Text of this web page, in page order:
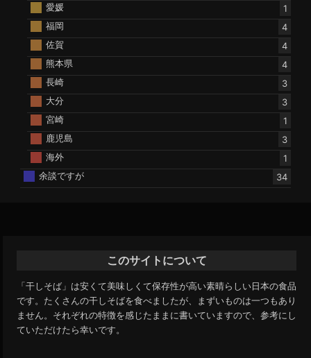
愛媛
1
福岡
4
佐賀
4
熊本県
4
長崎
3
大分
3
宮崎
1
鹿児島
3
海外
1
余談ですが
34
このサイトについて
「干しそば」は安くて美味しくて保存性が高い素晴らしい日本の食品
です。たくさんの干しそばを食べましたが、まずいものは一つもあり
ません。それぞれの特徴を感じたままに書いていますので、参考にし
ていただけたら幸いです。